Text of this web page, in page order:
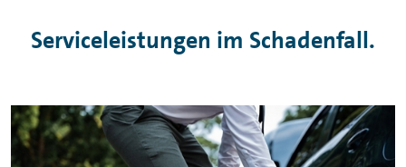
Serviceleistungen im Schadenfall.